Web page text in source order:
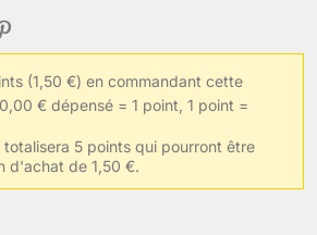
(1,50 €) en commandant cette
€ dépensé = 1 point, 1 point =
5 points qui pourront être
d'achat de 1,50 €.